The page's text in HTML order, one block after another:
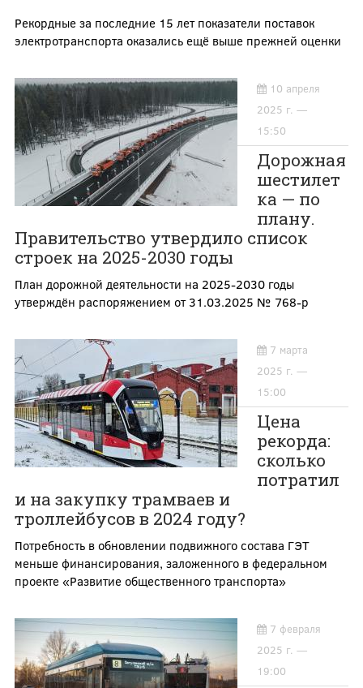
Рекордные за последние 15 лет показатели поставок
электротранспорта оказались ещё выше прежней оценки
10 апреля
2025 г. —
15:50
Дорожная
шестилет
ка — по
плану.
Правительство утвердило список
строек на 2025-2030 годы
План дорожной деятельности на 2025-2030 годы
утверждён распоряжением от 31.03.2025 № 768-р
7 марта
2025 г. —
15:00
Цена
рекорда:
сколько
потратил
и на закупку трамваев и
троллейбусов в 2024 году?
Потребность в обновлении подвижного состава ГЭТ
меньше финансирования, заложенного в федеральном
проекте «Развитие общественного транспорта»
7 февраля
2025 г. —
19:00